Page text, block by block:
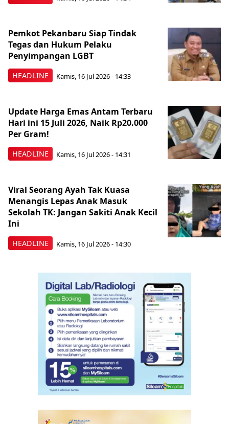
HEADLINE
Pemkot Pekanbaru Siap Tindak
Tegas dan Hukum Pelaku
Penyimpangan LGBT
Kamis, 16 Jul 2026 - 14:33
HEADLINE
Update Harga Emas Antam Terbaru
Hari ini 15 Juli 2026, Naik Rp20.000
Per Gram!
Kamis, 16 Jul 2026 - 14:31
HEADLINE
Viral Seorang Ayah Tak Kuasa
Menangis Lepas Anak Masuk
Sekolah TK: Jangan Sakiti Anak Kecil
Ini
Kamis, 16 Jul 2026 - 14:30